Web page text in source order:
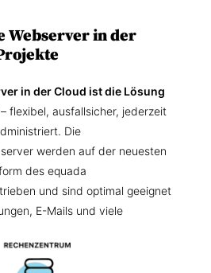
Webserver in der
in der Cloud ist die Lösung
– flexibel, ausfallsicher, jederzeit
Die
werden auf der neuesten
des equada
und sind optimal geeignet
E-Mails und viele